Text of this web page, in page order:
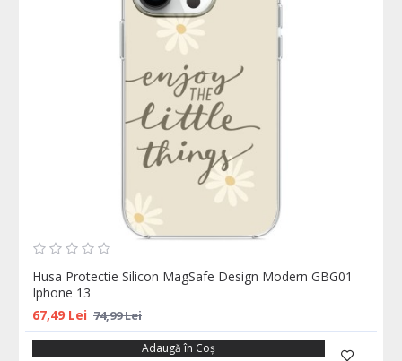
Husa Protectie Silicon MagSafe Design Modern GBG01
Iphone 13
67,49 Lei 74,99 Lei
Adaugă în Coş